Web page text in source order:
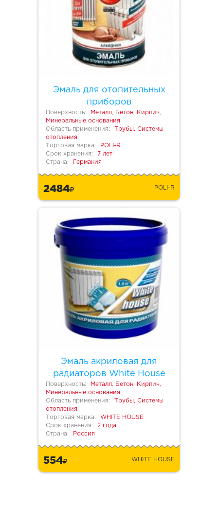
Эмаль для отопительных
приборов
Поверхность:
Металл, Бетон, Кирпич,
Минеральные основания
Область применения:
Трубы, Системы
отопления
Торговая марка:
POLI-R
Срок хранения:
7 лет
Страна:
Германия
2484 POLI-R
Эмаль акриловая для
радиаторов White House
Поверхность:
Металл, Бетон, Кирпич,
Минеральные основания
Область применения:
Трубы, Системы
отопления
Торговая марка:
WHITE HOUSE
Срок хранения:
2 года
Страна:
Россия
554 WHITE HOUSE